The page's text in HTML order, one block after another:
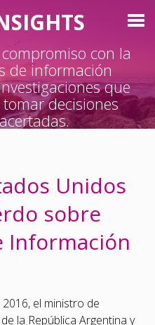
con la
de información
que
decisiones
Unidos
sobre
Información
el ministro de
la República Argentina y